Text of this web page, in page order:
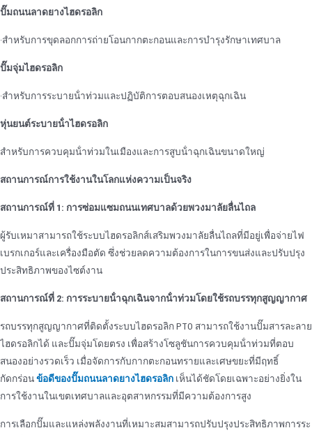
ปั๊มถนนลาดยางไฮดรอลิก
·สําหรับการขุดลอกการถ่ายโอนกากตะกอนและการบํารุงรักษาเทศบาล
ปั๊มจุ่มไฮดรอลิก
·สําหรับการระบายน้ําท่วมและปฏิบัติการตอบสนองเหตุฉุกเฉิน
หุ่นยนต์ระบายน้ําไฮดรอลิก
สําหรับการควบคุมน้ําท่วมในเมืองและการสูบน้ําฉุกเฉินขนาดใหญ่
สถานการณ์การใช้งานในโลกแห่งความเป็นจริง
สถานการณ์ที่ 1: การซ่อมแซมถนนเทศบาลด้วยพวงมาลัยลื่นไถล
ผู้รับเหมาสามารถใช้ระบบไฮดรอลิกส์เสริมพวงมาลัยลื่นไถลที่มีอยู่เพื่อจ่ายไฟ
เบรกเกอร์และเครื่องมือตัด ซึ่งช่วยลดความต้องการในการขนส่งและปรับปรุง
ประสิทธิภาพของไซต์งาน
สถานการณ์ที่ 2: การระบายน้ําฉุกเฉินจากน้ําท่วมโดยใช้รถบรรทุกสูญญากาศ
รถบรรทุกสูญญากาศที่ติดตั้งระบบไฮดรอลิก PTO สามารถใช้งานปั๊มสารละลาย
ไฮดรอลิกได้ และปั๊มจุ่มโดยตรง เพื่อสร้างโซลูชันการควบคุมน้ําท่วมที่ตอบ
สนองอย่างรวดเร็ว เมื่อจัดการกับกากตะกอนทรายและเศษขยะที่มีฤทธิ์
กัดกร่อนข้อดีของปั๊มถนนลาดยางไฮดรอลิก เห็นได้ชัดโดยเฉพาะอย่างยิ่งใน
การใช้งานในเขตเทศบาลและอุตสาหกรรมที่มีความต้องการสูง
การเลือกปั๊มและแหล่งพลังงานที่เหมาะสมสามารถปรับปรุงประสิทธิภาพการระ